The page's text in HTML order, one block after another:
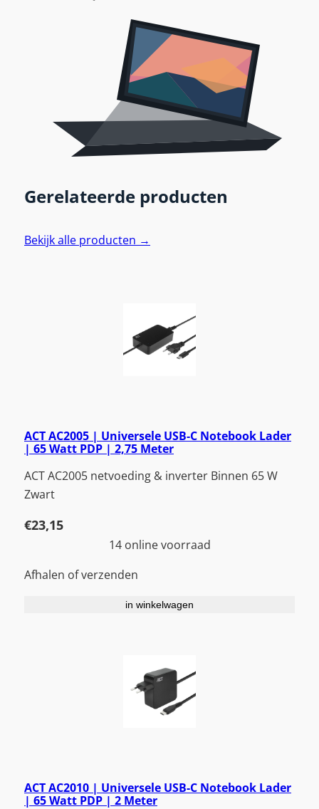
Gerelateerde producten
Bekijk alle producten →
ACT AC2005 | Universele USB-C Notebook Lader
| 65 Watt PDP | 2,75 Meter
ACT AC2005 netvoeding & inverter Binnen 65 W
Zwart
€23,15
14 online voorraad
Afhalen of verzenden
in winkelwagen
ACT AC2010 | Universele USB-C Notebook Lader
| 65 Watt PDP | 2 Meter